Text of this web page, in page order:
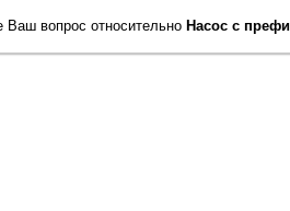
вопрос относительно Насос с